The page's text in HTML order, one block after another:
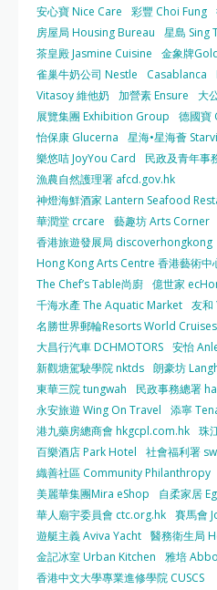
安心寶 Nice Care
彩豐 Choi Fung
房屋局 Housing Bureau
星島 Sing
茶皇殿 Jasmine Cuisine
金象牌
雀巢牛奶公司 Nestle
Casablanca
Vitasoy 維他奶
加營素 Ensure
大
展覽集團 Exhibition Group
德國寶
怡保康 Glucerna
星海•星海薈
樂悠咭 JoyYou Card
民政及青年事
漁農自然護理署 afcd.gov.hk
神燈海鮮酒家 Lantern Seafood
華潤堂 crcare
藝趣坊 Arts Corner
香港旅遊發展局 discoverhongkong
Hong Kong Arts Centre 香港藝術中
The Chef’s Table尚廚 億世家
千海水產 The Aquatic Market 友和
名勝世界郵輪Resorts World Cruises
大昌行汽車 DCHMOTORS 安怡
新觀塘駕駛學院 nktds 朗豪坊
東華三院 tungwah
民政事務總署
永安旅遊 Wing On Travel
添寧
港九藥房總商會 hkgcpl.com.hk 珠
百樂酒店 Park Hotel
社會福利署
織善社區 Community Philanthropy
美麗華集團Mira eShop
自柔家居
華人廟宇委員會 ctc.org.hk 賽馬會
遊艇主義 Aviva Yacht 醫務衛生局
金記冰室 Urban Kitchen
雅培
香港中文大學專業進修學院 CUSCS